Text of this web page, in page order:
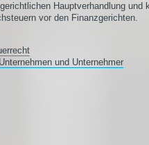
Hauptverhandlung und
vor den Finanzgerichten.
und Unternehmer